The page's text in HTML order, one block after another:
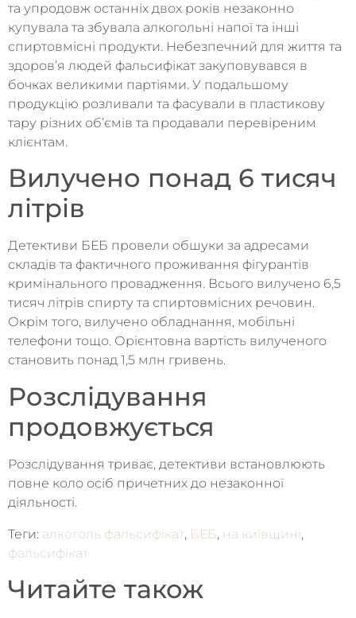
та упродовж останніх двох років незаконно
купувала та збувала алкогольні напої та інші
спиртовмісні продукти. Небезпечний для життя та
здоров’я людей фальсифікат закуповувався в
бочках великими партіями. У подальшому
продукцію розливали та фасували в пластикову
тару різних об’ємів та продавали перевіреним
клієнтам.
Вилучено понад 6 тисяч
літрів
Детективи БЕБ провели обшуки за адресами
складів та фактичного проживання фігурантів
кримінального провадження. Всього вилучено 6,5
тисяч літрів спирту та спиртовмісних речовин.
Окрім того, вилучено обладнання, мобільні
телефони тощо. Орієнтовна вартість вилученого
становить понад 1,5 млн гривень.
Розслідування
продовжується
Розслідування триває, детективи встановлюють
повне коло осіб причетних до незаконної
діяльності.
Теги: алкоголь фальсифікат , БЕБ, на київщині,
фальсифікат
Читайте також